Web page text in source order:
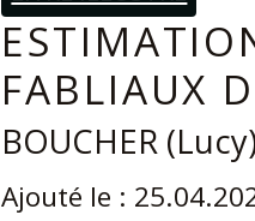
FABLIAUX
BOUCHER
Ajouté le :